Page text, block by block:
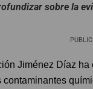
sobre la
Jiménez Díaz